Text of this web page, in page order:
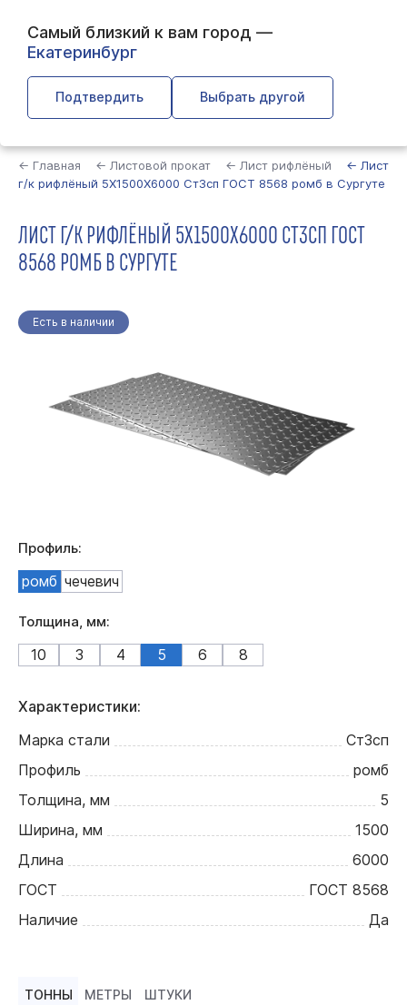
Самый близкий к вам город —
Екатеринбург
Подтвердить Выбрать другой
← Главная ← Листовой прокат ← Лист рифлёный
← Лист
г/к рифлёный 5Х1500Х6000 Ст3сп ГОСТ 8568 ромб в Сургуте
ЛИСТ Г/К РИФЛЁНЫЙ 5Х1500Х6000 СТ3СП ГОСТ
8568 РОМБ В СУРГУТЕ
Есть в наличии
Профиль:
ромб чечевич
Толщина, мм:
10 3 4 5 6 8
Характеристики:
Марка стали
Ст3сп
Профиль
ромб
Толщина, мм
5
Ширина, мм
1500
Длина
6000
ГОСТ
ГОСТ 8568
Наличие
Да
ТОННЫ МЕТРЫ ШТУКИ